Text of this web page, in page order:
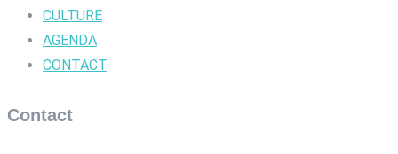
CULTURE
AGENDA
CONTACT
Contact